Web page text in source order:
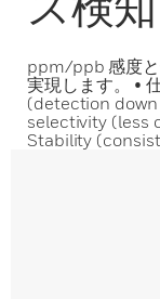
ppm/ppb 感度
実現します。 •
(detection
selectivity (less
Stability